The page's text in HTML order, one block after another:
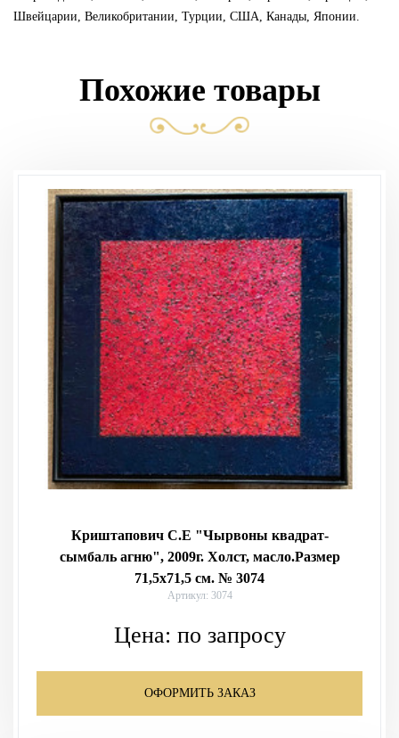
Швейцарии, Великобритании, Турции, США, Канады, Японии.
Похожие товары
Криштапович С.Е "Чырвоны квадрат-
сымбаль агню", 2009г. Холст, масло.Размер
71,5х71,5 см. № 3074
Артикул: 3074
Цена: по запросу
ОФОРМИТЬ ЗАКАЗ